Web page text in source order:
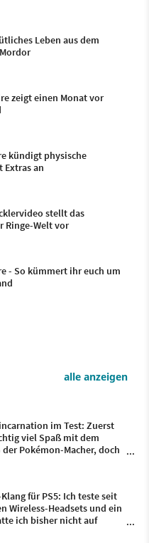
Leben aus dem
zeigt einen Monat vor
kündigt physische
Extras an
stellt das
Ringe-Welt vor
- So kümmert ihr euch um
alle anzeigen
im Test: Zuerst
viel Spaß mit dem
der Pokémon-Macher, doch
für PS5: Ich teste seit
Wireless-Headsets und ein
ich bisher nicht auf